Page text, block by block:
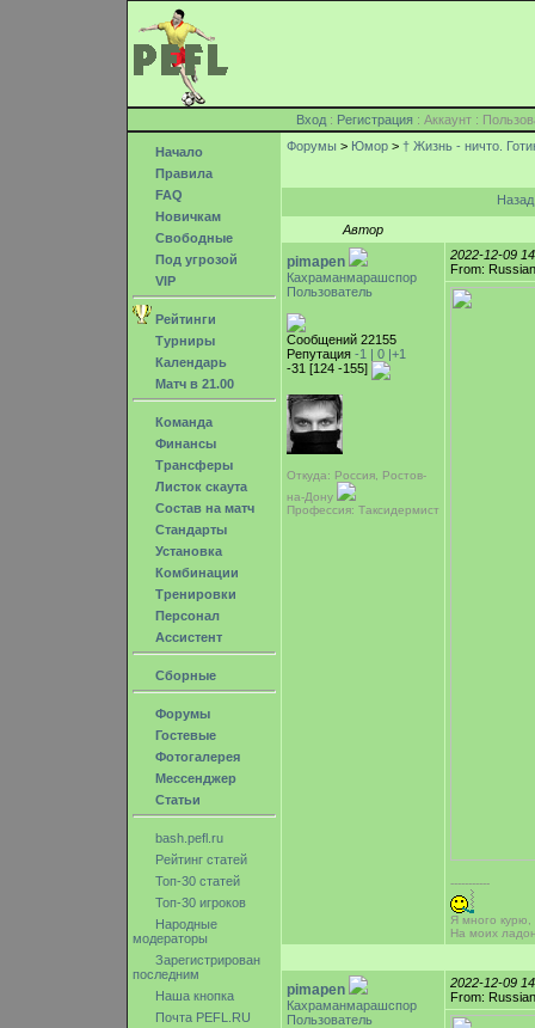
Вход : Регистрация : Аккаунт :
Начало
Правила
FAQ
Новичкам
Свободные
Под угрозой
VIP
Рейтинги
Турниры
Календарь
Матч в 21.00
Команда
Финансы
Трансферы
Листок скаута
Состав на матч
Стандарты
Установка
Комбинации
Тренировки
Персонал
Ассистент
Сборные
Форумы
Гостевые
Фотогалерея
Мессенджер
Статьи
bash.pefl.ru
Рейтинг статей
Топ-30 статей
Топ-30 игроков
Народные
модераторы
Зарегистрирован
последним
Наша кнопка
Почта PEFL.RU
Форумы > Юмор > † Жизнь - ничто.
Автор
pimapen
Кахраманмарашспор
Пользователь
Сообщений 22155
Репутация -1 | 0 |+1
-31 [124 -155]
Откуда: Россия, Ростов-
на-Дону
Профессия: Таксидермист
2022-12-09
From:
-----------
Я много курю,
На моих
pimapen
Кахраманмарашспор
Пользователь
2022-12-09
From: